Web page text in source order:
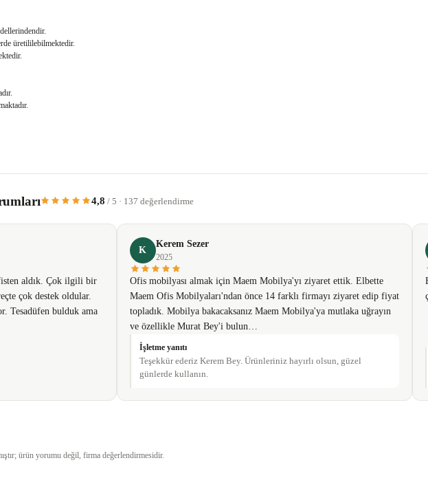
üretililebilmektedir.
Yorum Yaz
4,8 / 5 · 137 değerlendirme
aldık. Çok ilgili bir
çok destek oldular.
Tesadüfen bulduk ama
K
Kerem Sezer
2025
Ofis mobilyası almak için Maem Mobilya'yı ziyaret ettik. Elbette
Maem Ofis Mobilyaları'ndan önce 14 farklı firmayı ziyaret edip fiyat
topladık. Mobilya bakacaksanız Maem Mobilya'ya mutlaka uğrayın
ve özellikle Murat Bey'i bulun…
İşletme yanıtı
Teşekkür ederiz Kerem Bey. Ürünleriniz hayırlı olsun, güzel
günlerde kullanın.
ürün yorumu değil, firma değerlendirmesidir.